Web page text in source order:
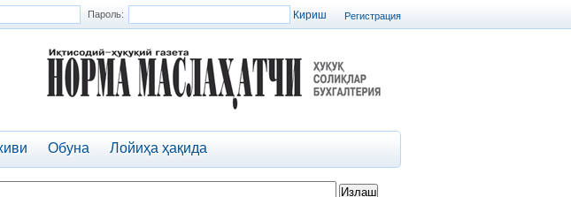
Регистрация
Пароль:
Обуна Лойиҳа ҳақида